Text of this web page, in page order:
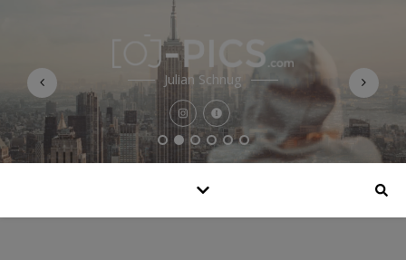
Julian Schnug